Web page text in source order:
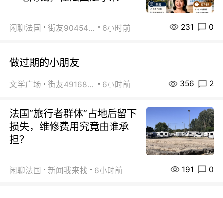
闲聊法国 街友90454511 6小时前 231 0
做过期的小朋友
文学广场 街友49168527 6小时前 356 2
法国“旅行者群体”占地后留下
损失，维修费用究竟由谁承
担？
闲聊法国 新闻我来找 6小时前 191 0